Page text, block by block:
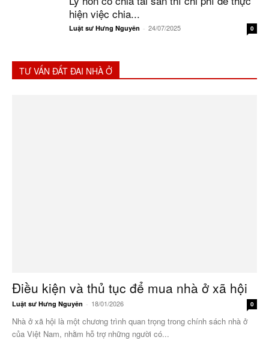
hiện việc chia...
Luật sư Hưng Nguyên - 24/07/2025 0
TƯ VẤN ĐẤT ĐAI NHÀ Ở
Điều kiện và thủ tục để mua nhà ở xã hội
Luật sư Hưng Nguyên - 18/01/2026 0
Nhà ở xã hội là một chương trình quan trọng trong chính sách nhà ở
của Việt Nam, nhằm hỗ trợ những người có...